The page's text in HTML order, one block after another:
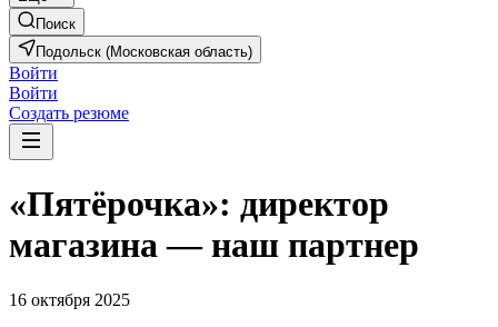
Поиск
Подольск (Московская область)
Войти
Войти
Создать резюме
«Пятёрочка»: директор
магазина — наш партнер
16 октября 2025